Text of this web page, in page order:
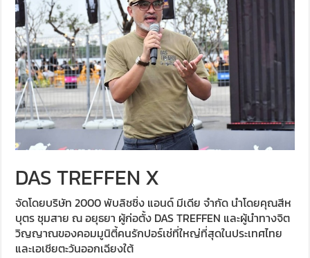
DAS TREFFEN X
จัดโดยบริษัท 2000 พับลิชชิ่ง แอนด์ มีเดีย จำกัด นำโดยคุณสีห
บุตร ชุมสาย ณ อยุธยา ผู้ก่อตั้ง DAS TREFFEN และผู้นำทางจิต
วิญญาณของคอมมูนิตี้คนรักปอร์เช่ที่ใหญ่ที่สุดในประเทศไทย
และเอเชียตะวันออกเฉียงใต้